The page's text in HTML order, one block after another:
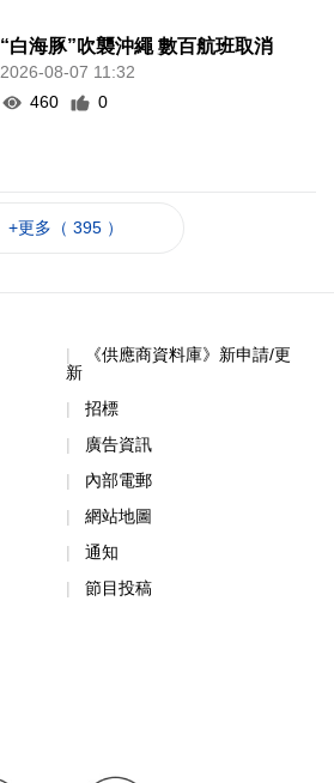
“白海豚”吹襲沖繩 數百航班取消
2026-08-07 11:32
460
0
+更多（ 395 ）
《供應商資料庫》新申請/更
新
招標
廣告資訊
內部電郵
網站地圖
通知
節目投稿